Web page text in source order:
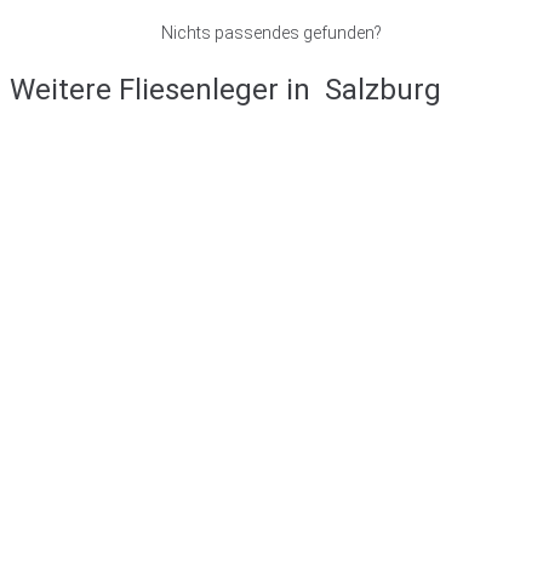
Nichts passendes gefunden?
Weitere Fliesenleger in Salzburg